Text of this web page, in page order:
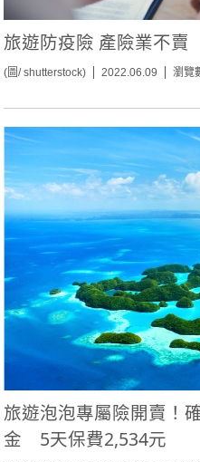
旅遊防疫險 產險業不賣
(圖/ shutterstock) 2022.06.09 瀏覽
旅遊泡泡專屬險開賣！
金 5天保費2,534元